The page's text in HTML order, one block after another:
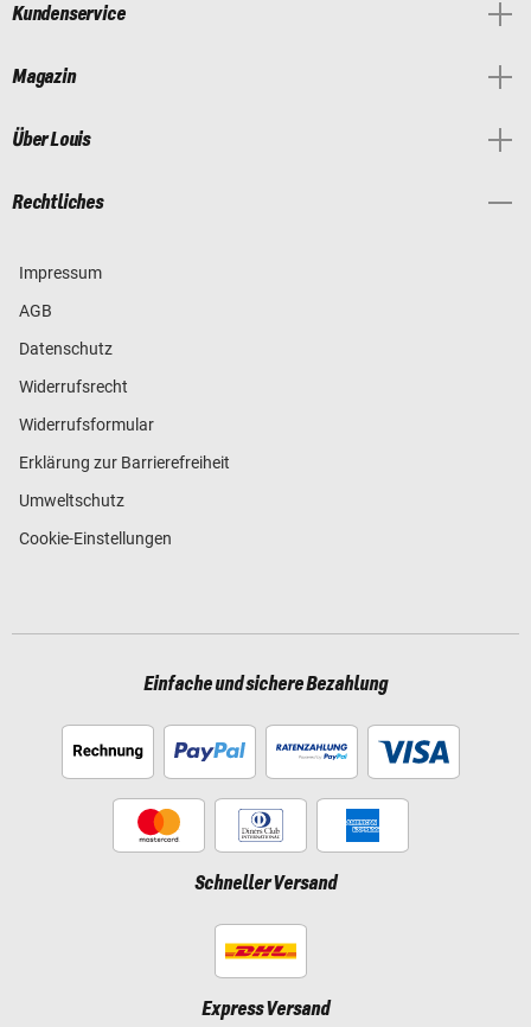
Kundenservice
Magazin
Über Louis
Rechtliches
Impressum
AGB
Datenschutz
Widerrufsrecht
Widerrufsformular
Erklärung zur Barrierefreiheit
Umweltschutz
Cookie-Einstellungen
Einfache und sichere Bezahlung
Schneller Versand
Express Versand